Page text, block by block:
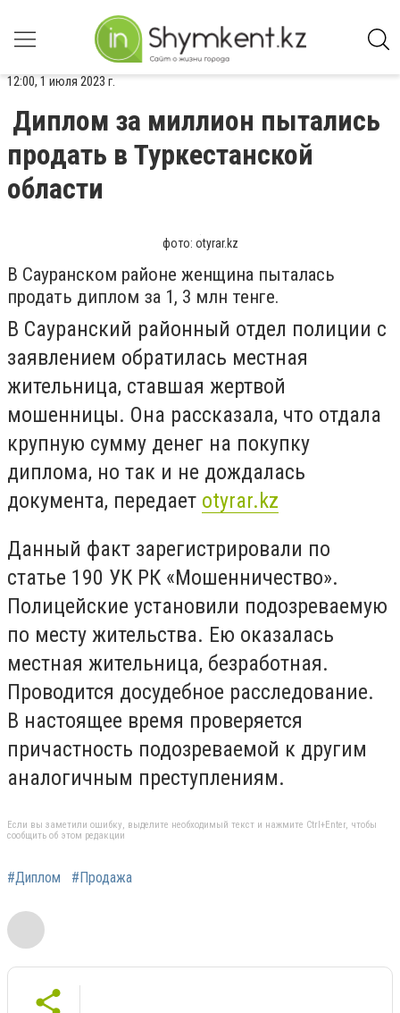
12:00, 1 июля 2023 г.
Диплом за миллион пытались
продать в Туркестанской
области
фото: otyrar.kz
В Сауранском районе женщина пыталась
продать диплом за 1, 3 млн тенге.
В Сауранский районный отдел полиции с
заявлением обратилась местная
жительница, ставшая жертвой
мошенницы. Она рассказала, что отдала
крупную сумму денег на покупку
диплома, но так и не дождалась
документа, передает otyrar.kz
Данный факт зарегистрировали по
статье 190 УК РК «Мошенничество».
Полицейские установили подозреваемую
по месту жительства. Ею оказалась
местная жительница, безработная.
Проводится досудебное расследование.
В настоящее время проверяется
причастность подозреваемой к другим
аналогичным преступлениям.
Если вы заметили ошибку, выделите необходимый текст и нажмите Ctrl+Enter, чтобы
сообщить об этом редакции
#Диплом #Продажа